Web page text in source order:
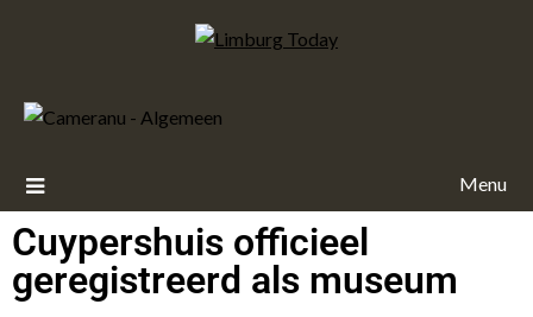
Menu
Cuypershuis officieel
geregistreerd als museum